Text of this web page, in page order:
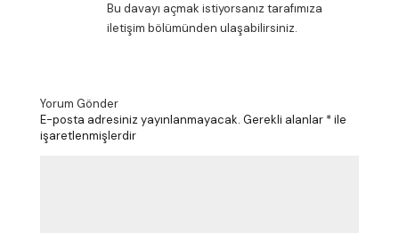
Bu davayı açmak istiyorsanız tarafımıza
iletişim bölümünden ulaşabilirsiniz.
Yorum Gönder
E-posta adresiniz yayınlanmayacak. Gerekli alanlar *ile
işaretlenmişlerdir